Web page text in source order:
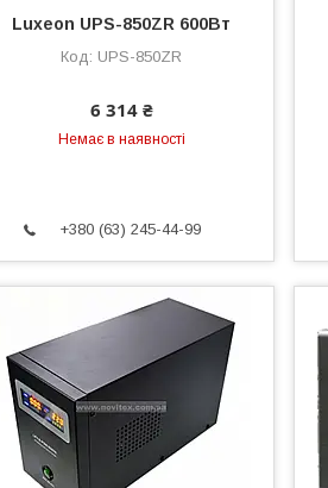
Luxeon UPS-850ZR 600Вт
UPS-850ZR
6 314 ₴
Немає в наявності
+380 (63) 245-44-99